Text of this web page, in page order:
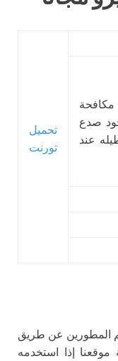
تحميل
تورنت
صدع
عند
عن طريق
إذا استخدمه